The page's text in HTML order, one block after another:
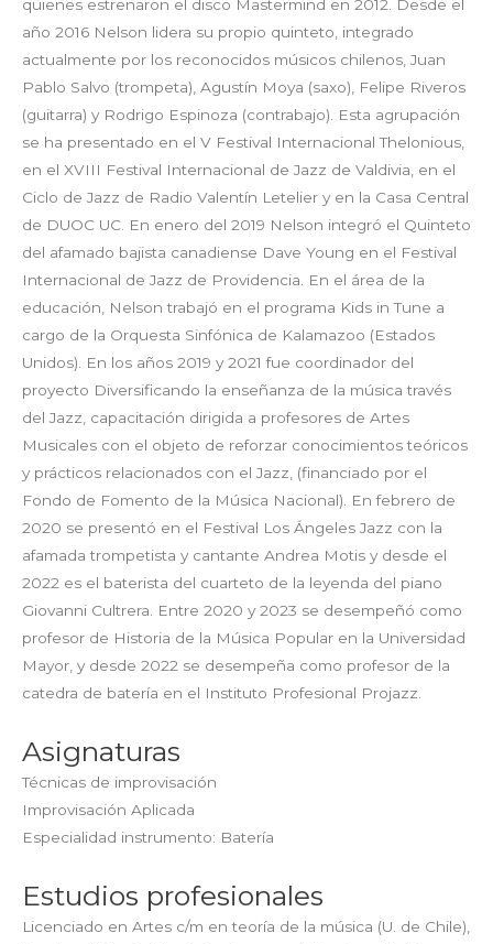
quienes estrenaron el disco Mastermind en 2012. Desde el
año 2016 Nelson lidera su propio quinteto, integrado
actualmente por los reconocidos músicos chilenos, Juan
Pablo Salvo (trompeta), Agustín Moya (saxo), Felipe Riveros
(guitarra) y Rodrigo Espinoza (contrabajo). Esta agrupación
se ha presentado en el V Festival Internacional Thelonious,
en el XVIII Festival Internacional de Jazz de Valdivia, en el
Ciclo de Jazz de Radio Valentín Letelier y en la Casa Central
de DUOC UC. En enero del 2019 Nelson integró el Quinteto
del afamado bajista canadiense Dave Young en el Festival
Internacional de Jazz de Providencia. En el área de la
educación, Nelson trabajó en el programa Kids in Tune a
cargo de la Orquesta Sinfónica de Kalamazoo (Estados
Unidos). En los años 2019 y 2021 fue coordinador del
proyecto Diversificando la enseñanza de la música través
del Jazz, capacitación dirigida a profesores de Artes
Musicales con el objeto de reforzar conocimientos teóricos
y prácticos relacionados con el Jazz, (financiado por el
Fondo de Fomento de la Música Nacional). En febrero de
2020 se presentó en el Festival Los Ángeles Jazz con la
afamada trompetista y cantante Andrea Motis y desde el
2022 es el baterista del cuarteto de la leyenda del piano
Giovanni Cultrera. Entre 2020 y 2023 se desempeñó como
profesor de Historia de la Música Popular en la Universidad
Mayor, y desde 2022 se desempeña como profesor de la
catedra de batería en el Instituto Profesional Projazz.
Asignaturas
Técnicas de improvisación
Improvisación Aplicada
Especialidad instrumento: Batería
Estudios profesionales
Licenciado en Artes c/m en teoría de la música (U. de Chile),